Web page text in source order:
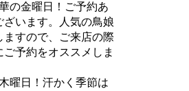
の金曜日！ご予約あ
ざいます。人気の鳥娘
ますので、ご来店の際
ご予約をオススメしま
曜日！汗かく季節は